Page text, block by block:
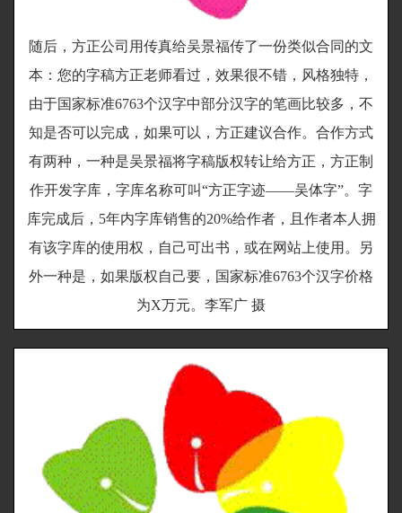
随后，方正公司用传真给吴景福传了一份类似合同的文
本：您的字稿方正老师看过，效果很不错，风格独特，
由于国家标准6763个汉字中部分汉字的笔画比较多，不
知是否可以完成，如果可以，方正建议合作。合作方式
有两种，一种是吴景福将字稿版权转让给方正，方正制
作开发字库，字库名称可叫“方正字迹——吴体字”。字
库完成后，5年内字库销售的20%给作者，且作者本人拥
有该字库的使用权，自己可出书，或在网站上使用。另
外一种是，如果版权自己要，国家标准6763个汉字价格
为X万元。李军广 摄